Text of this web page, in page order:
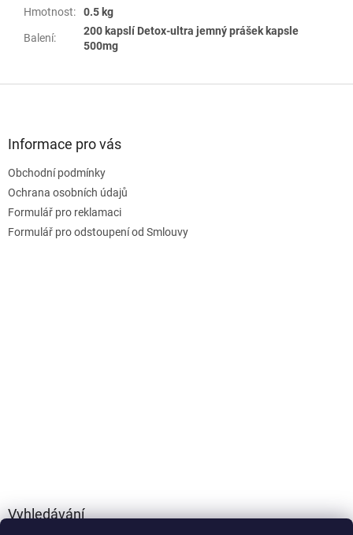
Hmotnost: 0.5 kg
Balení:
200 kapslí Detox-ultra jemný prášek kapsle
500mg
Informace pro vás
Obchodní podmínky
Ochrana osobních údajů
Formulář pro reklamaci
Formulář pro odstoupení od Smlouvy
Vyhledávání